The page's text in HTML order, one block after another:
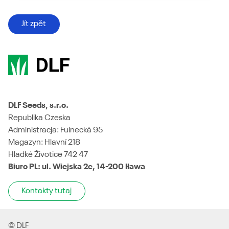
Jít zpět
DLF Seeds, s.r.o.
Republika Czeska
Administracja: Fulnecká 95
Magazyn: Hlavní 218
Hladké Životice 742 47
​Biuro PL: ul. Wiejska 2c, 14-200 Iława
Kontakty tutaj
© DLF